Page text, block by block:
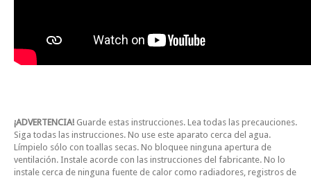
¡ADVERTENCIA! Guarde estas instrucciones. Lea todas las precauciones.
Siga todas las instrucciones. No use este aparato cerca del agua.
Límpielo sólo con toallas secas. No bloquee ninguna apertura de
ventilación. Instale acorde con las instrucciones del fabricante. No lo
instale cerca de ninguna fuente de calor como radiadores, registros de